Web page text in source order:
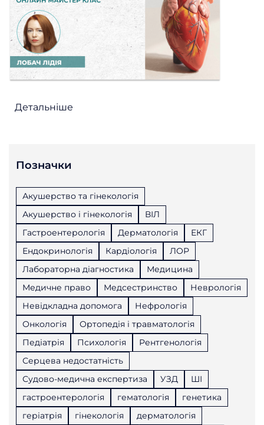
Детальніше
Позначки
Акушерство та гінекологія
Акушерство і гінекологія
ВІЛ
Гастроентерологія
Дерматологія
ЕКГ
Ендокринологія
Кардіологія
ЛОР
Лабораторна діагностика
Медицина
Медичне право
Медсестринство
Неврологія
Невідкладна допомога
Нефрологія
Онкологія
Ортопедія і травматологія
Педіатрія
Психологія
Рентгенологія
Серцева недостатність
Судово-медична експертиза
УЗД
ШІ
гастроентерологія
гематологія
генетика
геріатрія
гінекологія
дерматологія